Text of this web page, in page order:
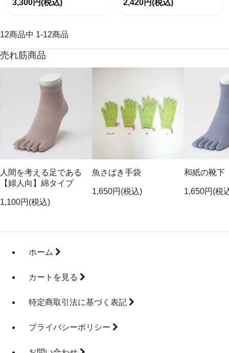
3,300円(税込) 2,420円(税込)
12商品中 1-12商品
売れ筋商品
人間を考える足である
【婦人向】綿タイプ
1,100円(税込)
魚さばき手袋
1,650円(税込)
和紙の靴下
1,650円(税
ホーム
カートを見る
特定商取引法に基づく表記
プライバシーポリシー